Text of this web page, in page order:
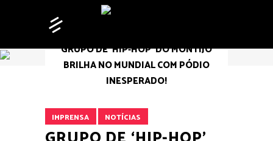
HOME
GRUPO DE ‘HIP-HOP’ DO MONTIJO
BRILHA NO MUNDIAL COM PÓDIO
INESPERADO!
IMPRENSA NOTÍCIAS